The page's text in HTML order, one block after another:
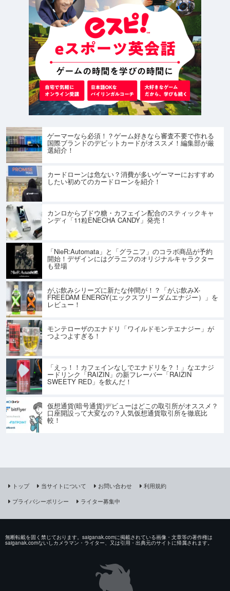
ゲーマーなら必須！？ゲーム好きなら審査不要で作れる
国際ブランドのデビットカードがオススメ！編集部が厳
選紹介！
カードローンは危ない？消費が多いゲーマーにおすすめ
したい初めてのカードローンを紹介！
カンロからブドウ糖・カフェイン配合のスティックキャ
ンディ「11粒ENECHA CANDY」発売！
「NieR:Automata」と「グラニフ」のコラボ商品が予約
開始！デザインにはグラニフのオリジナルキャラクター
も登場
がぶ飲みシリーズに新たな仲間が！？「がぶ飲みX-
FREEDAM ENERGY(エックスフリーダムエナジー）」を
レビュー！
モンテローザのエナドリ「ワイルドモンテエナジー」が
つよつよすぎる！
「えっ！！カフェインなしでエナドリを？！」なエナジ
ードリンク「RAIZIN」の新フレーバー「RAIZIN
SWEETY RED」を飲んだ！
仮想通貨(暗号通貨)デビューはどこの取引所がオススメ？
口座開設って大変なの？人気仮想通貨取引所を徹底比
較！
トップ 当サイトについて お問い合わせ
利用規約
プライバシーポリシー
ライター募集中
無断転載を固く禁じております。saiganak.comに掲載されている画像・文章等の著作権は
saiganak.comないしカメラマン・ライター、又は引用・出典元のサイトに帰属されます。